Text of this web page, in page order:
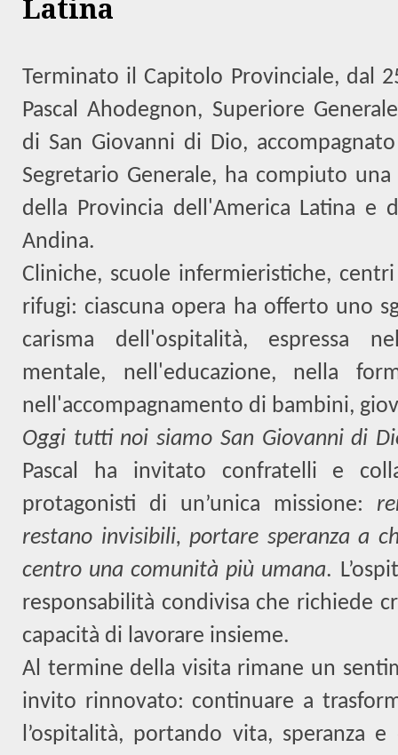
Latina
Terminato il Capitolo Provinciale, dal
Pascal Ahodegnon, Superiore
di San Giovanni di Dio,
Segretario Generale, ha compiuto
della Provincia dell'America Latina e
Andina.
Cliniche, scuole infermieristiche,
rifugi: ciascuna opera ha offerto uno
carisma dell'ospitalità, espressa
mentale, nell'educazione, nella
nell'accompagnamento di bambini,
Oggi tutti noi siamo San Giovanni di
Pascal ha invitato confratelli e
protagonisti di un’unica missione:
restano invisibili, portare speranza a
centro una comunità più umana.
responsabilità condivisa che richiede
capacità di lavorare insieme.
Al termine della visita rimane un
invito rinnovato: continuare a
l’ospitalità, portando vita, speranza